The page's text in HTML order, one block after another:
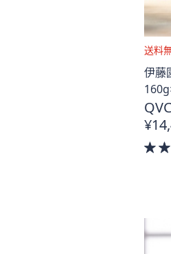
送
料
無
料
伊藤